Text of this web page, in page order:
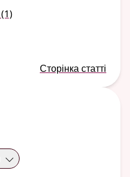
(1)
Сторінка статті